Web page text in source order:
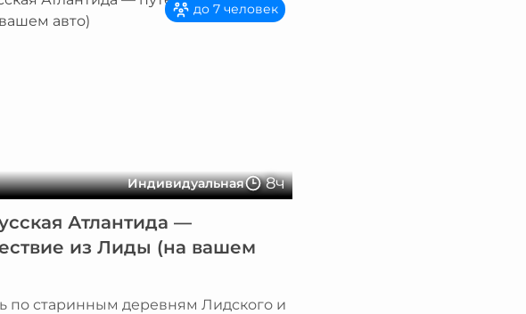
Индивидуальная 8ч
до 7 человек
Атлантида —
из Лиды (на вашем
по старинным деревням Лидского и